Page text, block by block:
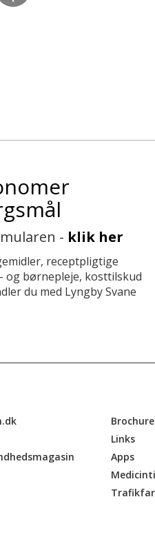
- klik her
receptpligtige
børnepleje, kosttilskud
du med Lyngby Svane
Links
Apps